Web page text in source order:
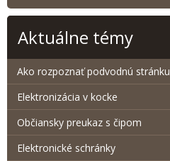
Aktuálne témy
Ako rozpoznať podvodnú stránku
Elektronizácia v kocke
Občiansky preukaz s čipom
Elektronické schránky